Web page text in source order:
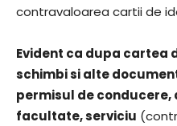
contravaloarea cartii de
Evident ca dupa cartea
schimbi si alte
permisul de
facultate, serviciu